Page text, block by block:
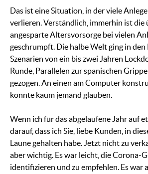
Das ist eine Situation, in der viele
verlieren. Verständlich, immerhin ist die
angesparte Altersvorsorge bei vielen
geschrumpft. Die halbe Welt ging in
Szenarien von ein bis zwei Jahren
Runde, Parallelen zur spanischen
gezogen. An einen am Computer
konnte kaum jemand glauben.
Wenn ich für das abgelaufene Jahr auf
darauf, dass ich Sie, liebe Kunden, in
Laune gehalten habe. Jetzt nicht zu
aber wichtig. Es war leicht, die Corona-
identifizieren und zu empfehlen. Es war